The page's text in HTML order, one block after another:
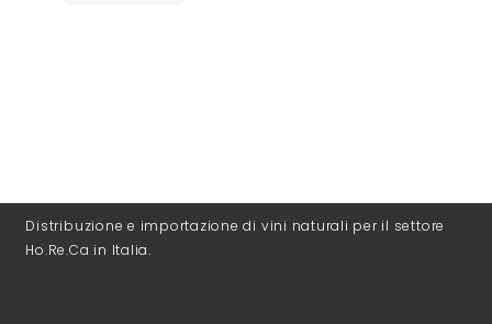
Distribuzione e importazione di vini naturali per il settore
Ho.Re.Ca in Italia.